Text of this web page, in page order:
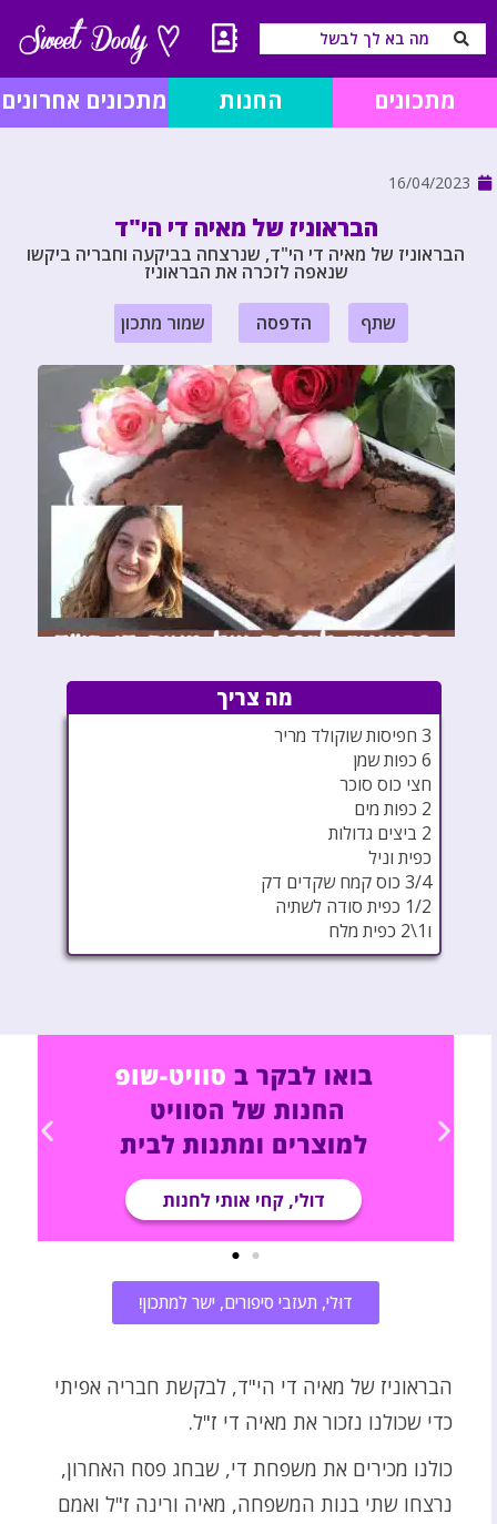
מתכונים החנות מתכונים אחרונים
16/04/2023
הבראוניז של מאיה די הי"ד
הבראוניז של מאיה די הי"ד, שנרצחה בביקעה וחבריה ביקשו
שנאפה לזכרה את הבראוניז
שתף הדפסה שמור מתכון
מה צריך
3 חפיסות שוקולד מריר
6 כפות שמן
חצי כוס סוכר
2 כפות מים
2 ביצים גדולות
כפית וניל
3/4 כוס קמח שקדים דק
1/2 כפית סודה לשתיה
ו1\2 כפית מלח
דוּלי, תעזבי סיפורים, ישר למתכון!
הבראוניז של מאיה די הי"ד, לבקשת חבריה אפיתי
כדי שכולנו נזכור את מאיה די ז"ל.
כולנו מכירים את משפחת די, שבחג פסח האחרון,
נרצחו שתי בנות המשפחה, מאיה ורינה ז"ל ואמם